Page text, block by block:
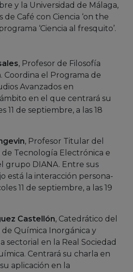
y la Universidad de Málaga,
de Café con Ciencia ‘on the
‘Ciencia al fresquito’.
, Profesor de Filosofía
Coordina el Programa de
Avanzados en
en el que centrará su
11 de septiembre, a las 18
, Profesor Titular del
Tecnología Electrónica e
grupo DIANA. Entre sus
está la interacción persona-
11 de septiembre, a las 19
Castellón, Catedrático del
Química Inorgánica y
sectorial en la Real Sociedad
Centrará su charla en
aplicación en la